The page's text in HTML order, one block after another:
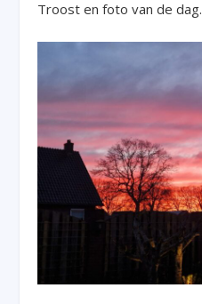
Troost en foto van de dag.